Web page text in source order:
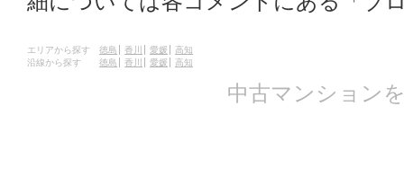
エリアから探す 徳島 香川 愛媛
高知
沿線から探す
徳島 香川 愛媛 高知
中古マンション